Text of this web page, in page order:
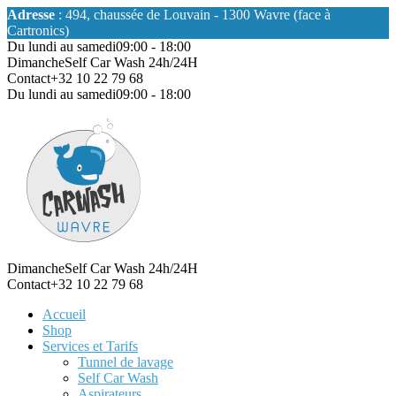
Adresse : 494, chaussée de Louvain - 1300 Wavre (face à
Cartronics)
Du lundi au samedi09:00 - 18:00
DimancheSelf Car Wash 24h/24H
Contact+32 10 22 79 68
Du lundi au samedi09:00 - 18:00
DimancheSelf Car Wash 24h/24H
Contact+32 10 22 79 68
Accueil
Shop
Services et Tarifs
Tunnel de lavage
Self Car Wash